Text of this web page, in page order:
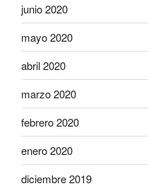
junio 2020
mayo 2020
abril 2020
marzo 2020
febrero 2020
enero 2020
diciembre 2019